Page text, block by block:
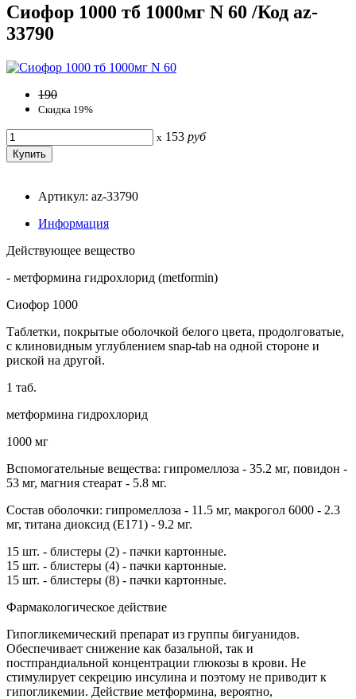
Сиофор 1000 тб 1000мг N 60 /Код az-
33790
190
Скидка 19%
x 153 руб
Артикул: az-33790
Информация
Действующее вещество
- метформина гидрохлорид (metformin)
Сиофор 1000
Таблетки, покрытые оболочкой белого цвета, продолговатые,
с клиновидным углублением snap-tab на одной стороне и
риской на другой.
1 таб.
метформина гидрохлорид
1000 мг
Вспомогательные вещества: гипромеллоза - 35.2 мг, повидон -
53 мг, магния стеарат - 5.8 мг.
Состав оболочки: гипромеллоза - 11.5 мг, макрогол 6000 - 2.3
мг, титана диоксид (Е171) - 9.2 мг.
15 шт. - блистеры (2) - пачки картонные.
15 шт. - блистеры (4) - пачки картонные.
15 шт. - блистеры (8) - пачки картонные.
Фармакологическое действие
Гипогликемический препарат из группы бигуанидов.
Обеспечивает снижение как базальной, так и
постпрандиальной концентрации глюкозы в крови. Не
стимулирует секрецию инсулина и поэтому не приводит к
гипогликемии. Действие метформина, вероятно,